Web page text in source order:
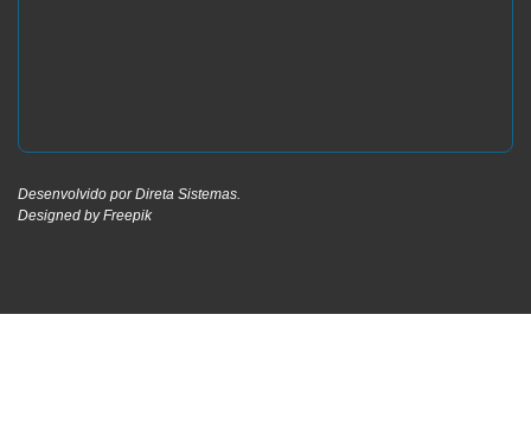
Desenvolvido porDireta Sistemas
Designed by Freepik